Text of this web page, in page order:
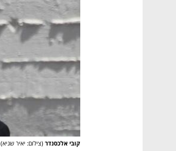
קובי אלכסנדר (צילום: יאיר שגיא)